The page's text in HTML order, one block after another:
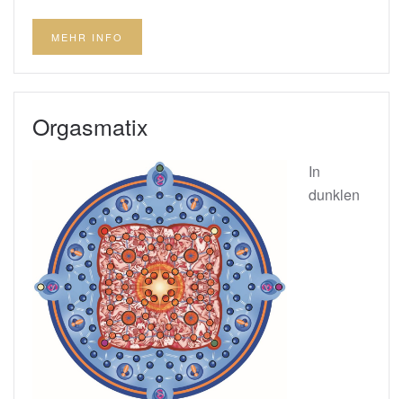
MEHR INFO
Orgasmatix
In
dunklen